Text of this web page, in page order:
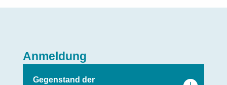
Anmeldung
Gegenstand der